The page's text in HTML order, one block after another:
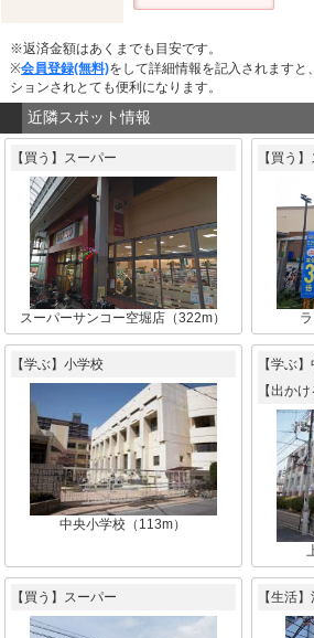
※返済金額はあくまでも目安です。
※会員登録(無料)をして詳細情報を記入されますと
ションされとても便利になります。
近隣スポット情報
【買う】スーパー
スーパーサンコー空堀店（322m）
【買う
【学ぶ】小学校
中央小学校（113m）
【学ぶ
【出かけ
【買う】スーパー 【生活